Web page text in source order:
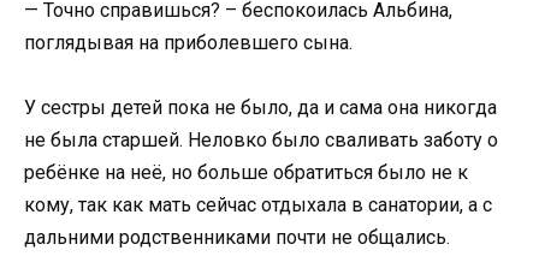
— Точно справишься? – беспокоилась Альбина,
поглядывая на приболевшего сына.
У сестры детей пока не было, да и сама она никогда
не была старшей. Неловко было сваливать заботу о
ребёнке на неё, но больше обратиться было не к
кому, так как мать сейчас отдыхала в санатории, а с
дальними родственниками почти не общались.